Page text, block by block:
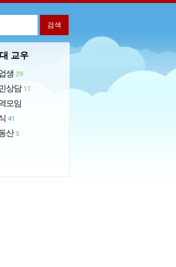
교우
생 29
상담 17
모임
41
산 5